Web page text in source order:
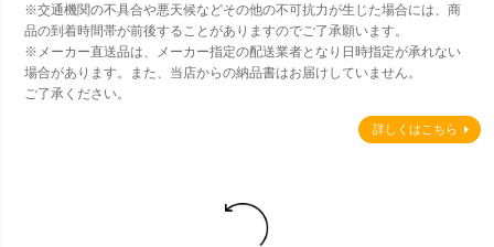
※交通機関の不具合や悪天候などその他の不可抗力が生じた場合には、商
品の到着時間帯が前後することがありますのでご了承願います。
※メーカー直送品は、メーカー指定の配送業者となり日時指定が承れない
場合があります。また、当店からの納品書はお届けしていません。
ご了承ください。
詳しくはこちら